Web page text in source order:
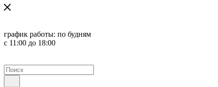
график работы: по будням
с 11:00 до 18:00